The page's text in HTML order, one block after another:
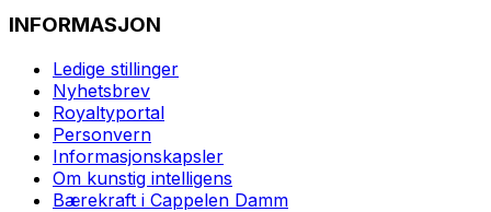
INFORMASJON
Ledige stillinger
Nyhetsbrev
Royaltyportal
Personvern
Informasjonskapsler
Om kunstig intelligens
Bærekraft i Cappelen Damm